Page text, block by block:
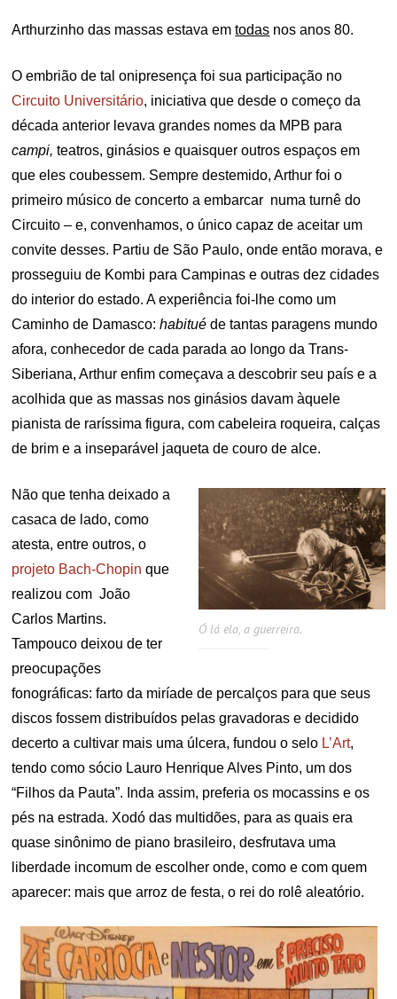
Arthurzinho das massas estava emtodas nos anos 80.
O embrião de tal onipresença foi sua participação no
Circuito Universitário, iniciativa que desde o começo da
década anterior levava grandes nomes da MPB para
campi, teatros, ginásios e quaisquer outros espaços em
que eles coubessem. Sempre destemido, Arthur foi o
primeiro músico de concerto a embarcar numa turnê do
Circuito – e, convenhamos, o único capaz de aceitar um
convite desses. Partiu de São Paulo, onde então morava, e
prosseguiu de Kombi para Campinas e outras dez cidades
do interior do estado. A experiência foi-lhe como um
Caminho de Damasco:habitué de tantas paragens mundo
afora, conhecedor de cada parada ao longo da Trans-
Siberiana, Arthur enfim começava a descobrir seu país e a
acolhida que as massas nos ginásios davam àquele
pianista de raríssima figura, com cabeleira roqueira, calças
de brim e a inseparável jaqueta de couro de alce.
Ó lá ela, a guerreira.
Não que tenha deixado a
casaca de lado, como
atesta, entre outros, o
projeto Bach-Chopin que
realizou com João
Carlos Martins.
Tampouco deixou de ter
preocupações
fonográficas: farto da miríade de percalços para que seus
discos fossem distribuídos pelas gravadoras e decidido
decerto a cultivar mais uma úlcera, fundou o selo L’Art,
tendo como sócio Lauro Henrique Alves Pinto, um dos
“Filhos da Pauta”. Inda assim, preferia os mocassins e os
pés na estrada. Xodó das multidões, para as quais era
quase sinônimo de piano brasileiro, desfrutava uma
liberdade incomum de escolher onde, como e com quem
aparecer: mais que arroz de festa, o rei do rolê aleatório.